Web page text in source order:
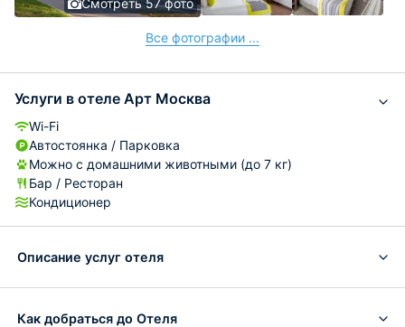
Смотреть 57 фото
Все фотографии ...
Услуги в отеле Арт Москва
Wi-Fi
Автостоянка / Парковка
Можно с домашними животными (до 7 кг)
Бар / Ресторан
Кондиционер
Описание услуг отеля
Как добраться до Отеля